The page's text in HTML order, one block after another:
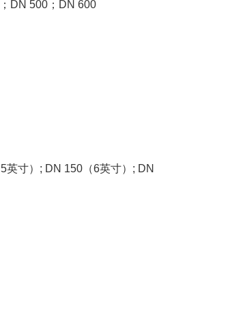
； DN 500 ； DN 600
5英寸） ; DN 150 （6英寸） ; DN